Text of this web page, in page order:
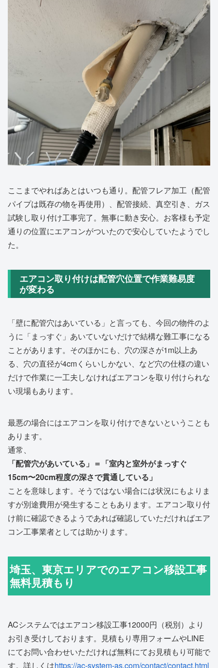
ここまでやればあとはいつも通り。配管フレア加工（配管
パイプは既存の物を再使用）、配管接続、真空引き、ガス
試験し取り付け工事完了。無事に動き安心。お客様も予定
通りの位置にエアコンがついたので安心していたようでし
た。
エアコン取り付けは配管穴位置で作業難易度
が変わる
「壁に配管穴はあいている」と言っても、今回の物件のよ
うに「まっすぐ」あいていないだけで結構な難工事になる
ことがあります。そのほかにも、穴の深さが1m以上あ
る、穴の直径が4cmくらいしかない、など穴の仕様の違い
だけで作業に一工夫しなければエアコンを取り付けられな
い現場もあります。
最悪の場合にはエアコンを取り付けできないということも
あります。
通常、
「配管穴があいている」＝「室内と室外がまっすぐ
15cm〜20cm程度の深さで貫通している」
ことを意味します。そうではない場合には状況にもよりま
すが別途費用が発生することもあります。エアコン取り付
け前に確認できるようであれば確認していただければエア
コン工事業者としては助かります。
埼玉、東京エリアでのエアコン移設工事
無料見積もり
ACシステムではエアコン移設工事12000円（税別）より
お引き受けしております。見積もり専用フォームやLINE
にてお問い合わせいただければ無料にてお見積もり可能で
す。詳しくはhttps://ac-system-as.com/contact/contact.html